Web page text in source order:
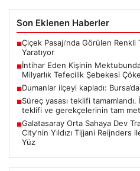
Son Eklenen Haberler
■Çiçek Pasajı’nda Görülen
Yaratıyor
■İntihar Eden Kişinin
Milyarlık Tefecilik Şebekesi
■Dumanlar ilçeyi kapladı:
■Süreç yasası teklifi
teklifi ve gerekçelerinin tam
■Galatasaray Orta Sahaya Dev
City’nin Yıldızı Tijjani Reijnders
Yüz